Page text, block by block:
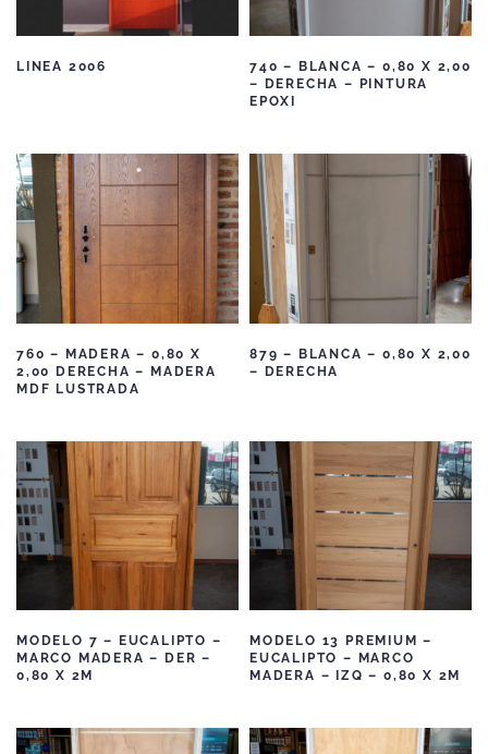
LINEA 2006
740 – BLANCA – 0,80 X 2,00
– DERECHA – PINTURA
EPOXI
760 – MADERA – 0,80 X
2,00 DERECHA – MADERA
MDF LUSTRADA
879 – BLANCA – 0,80 X 2,00
– DERECHA
MODELO 7 – EUCALIPTO –
MARCO MADERA – DER –
0,80 X 2M
MODELO 13 PREMIUM –
EUCALIPTO – MARCO
MADERA – IZQ – 0,80 X 2M